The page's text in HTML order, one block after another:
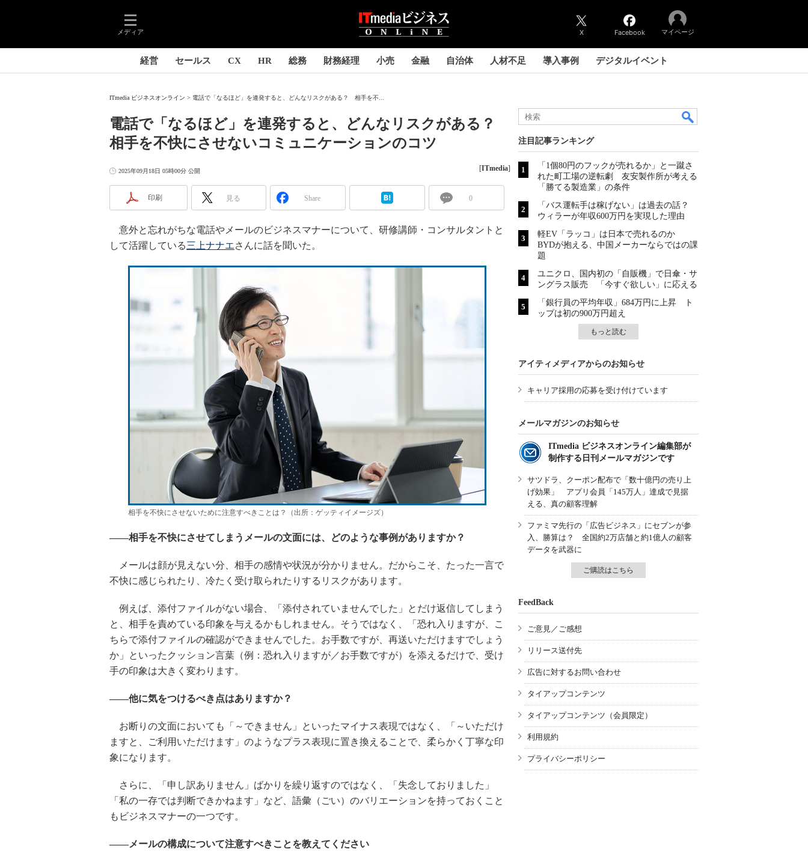
メディア X Facebook マイページ
経営 セールス CX HR 総務 財務経理 小売 金融 自治体 人材不足 導入事例 デジタルイベント
ITmedia ビジネスオンライン 電話で「なるほど」を連発すると、どんなリスクがある？ 相手を不...
電話で「なるほど」を連発すると、どんなリスクがある？
相手を不快にさせないコミュニケーションのコツ
2025年09月18日 05時00分 公開 [ITmedia]
印刷 見る Share 0
意外と忘れがちな電話やメールのビジネスマナーについて、研修講師・コンサルタントと
して活躍している三上ナナエさんに話を聞いた。
相手を不快にさせないために注意すべきことは？（出所：ゲッティイメージズ）
――相手を不快にさせてしまうメールの文面には、どのような事例がありますか？
メールは顔が見えない分、相手の感情や状況が分かりません。だからこそ、たった一言で
不快に感じられたり、冷たく受け取られたりするリスクがあります。
例えば、添付ファイルがない場合、「添付されていませんでした」とだけ返信してしまう
と、相手を責めている印象を与えるかもしれません。そうではなく、「恐れ入りますが、こ
ちらで添付ファイルの確認ができませんでした。お手数ですが、再送いただけますでしょう
か」といったクッション言葉（例：恐れ入りますが／お手数ですが）を添えるだけで、受け
手の印象は大きく変わります。
――他に気をつけるべき点はありますか？
お断りの文面においても「～できません」といったマイナス表現ではなく、「～いただけ
ますと、ご利用いただけます」のようなプラス表現に置き換えることで、柔らかく丁寧な印
象になります。
さらに、「申し訳ありません」ばかりを繰り返すのではなく、「失念しておりました」
「私の一存では判断できかねます」など、語彙（ごい）のバリエーションを持っておくこと
もビジネスマナーの一つです。
――メールの構成について注意すべきことを教えてください
注目記事ランキング
「1個80円のフックが売れるか」と一蹴さ
れた町工場の逆転劇 友安製作所が考える
「勝てる製造業」の条件
「バス運転手は稼げない」は過去の話？
ウィラーが年収600万円を実現した理由
軽EV「ラッコ」は日本で売れるのか
BYDが抱える、中国メーカーならではの課
題
ユニクロ、国内初の「自販機」で日傘・サ
ングラス販売 「今すぐ欲しい」に応える
「銀行員の平均年収」684万円に上昇 ト
ップは初の900万円超え
もっと読む
アイティメディアからのお知らせ
キャリア採用の応募を受け付けています
メールマガジンのお知らせ
ITmedia ビジネスオンライン編集部が
制作する日刊メールマガジンです
サツドラ、クーポン配布で「数十億円の売り上
げ効果」 アプリ会員「145万人」達成で見据
える、真の顧客理解
ファミマ先行の「広告ビジネス」にセブンが参
入、勝算は？ 全国約2万店舗と約1億人の顧客
データを武器に
ご購読はこちら
FeedBack
ご意見／ご感想
リリース送付先
広告に対するお問い合わせ
タイアップコンテンツ
タイアップコンテンツ（会員限定）
利用規約
プライバシーポリシー